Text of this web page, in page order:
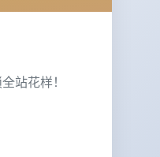
站花样！